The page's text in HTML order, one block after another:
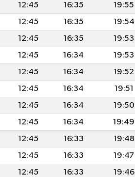
12:45 16:35 19:55
12:45 16:35 19:54
12:45 16:35 19:53
12:45 16:34 19:53
12:45 16:34 19:52
12:45 16:34 19:51
12:45 16:34 19:50
12:45 16:34 19:49
12:45 16:33 19:48
12:45 16:33 19:47
12:45 16:33 19:46